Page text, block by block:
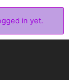
in yet.